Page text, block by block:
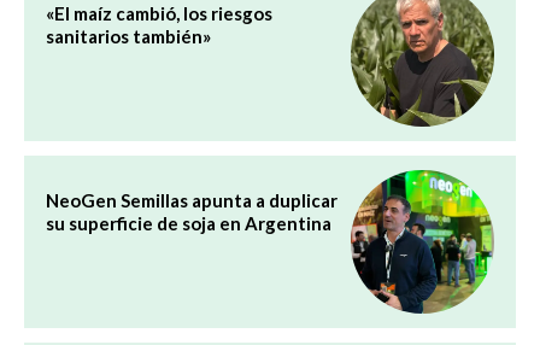
«El maíz cambió, los riesgos
sanitarios también»
NeoGen Semillas apunta a duplicar
su superficie de soja en Argentina